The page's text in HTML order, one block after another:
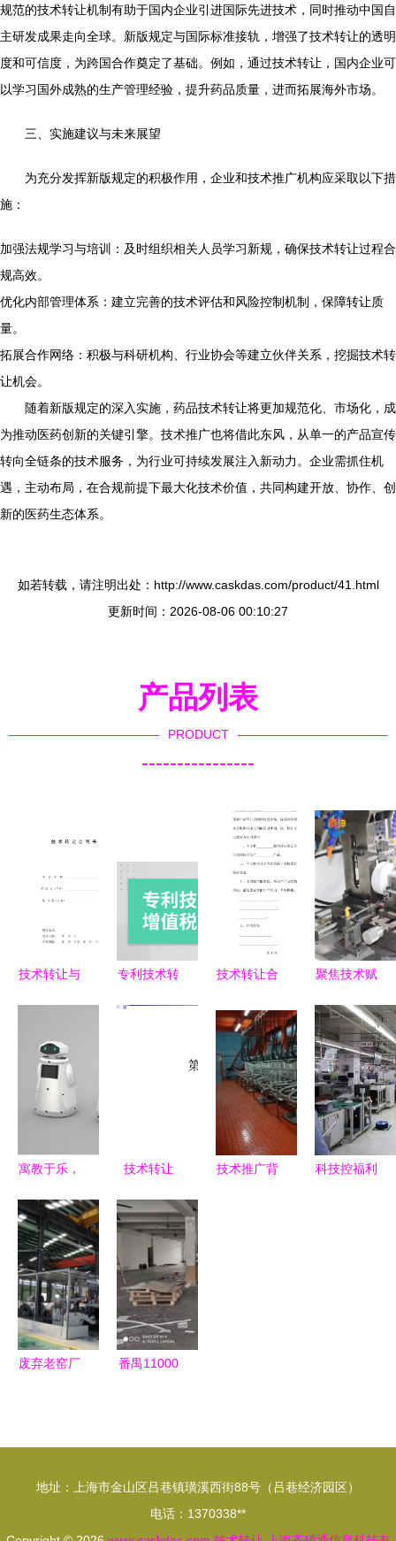
规范的技术转让机制有助于国内企业引进国际先进技术，同时推动中国自
主研发成果走向全球。新版规定与国际标准接轨，增强了技术转让的透明
度和可信度，为跨国合作奠定了基础。例如，通过技术转让，国内企业可
以学习国外成熟的生产管理经验，提升药品质量，进而拓展海外市场。
三、实施建议与未来展望
为充分发挥新版规定的积极作用，企业和技术推广机构应采取以下措
施：
加强法规学习与培训：及时组织相关人员学习新规，确保技术转让过程合
规高效。
优化内部管理体系：建立完善的技术评估和风险控制机制，保障转让质
量。
拓展合作网络：积极与科研机构、行业协会等建立伙伴关系，挖掘技术转
让机会。
随着新版规定的深入实施，药品技术转让将更加规范化、市场化，成
为推动医药创新的关键引擎。技术推广也将借此东风，从单一的产品宣传
转向全链条的技术服务，为行业可持续发展注入新动力。企业需抓住机
遇，主动布局，在合规前提下最大化技术价值，共同构建开放、协作、创
新的医药生态体系。
如若转载，请注明出处：http://www.caskdas.com/product/41.html
更新时间：2026-08-06 00:10:27
产品列表
PRODUCT
----------------
技术转让与
专利技术转
技术转让合
聚焦技术赋
元化产业生
态——解析
企业多元化
经营与技术
推广的融合
路径
寓教于乐，
十大最受关
注教育机器
人品牌引领
技术新浪潮
技术转让
管理的核心
驱动力与挑
战
技术推广背
科技控福利
废弃老窑厂
飞
番禺11000
地址：上海市金山区吕巷镇璜溪西街88号（吕巷经济园区）
电话：1370338**